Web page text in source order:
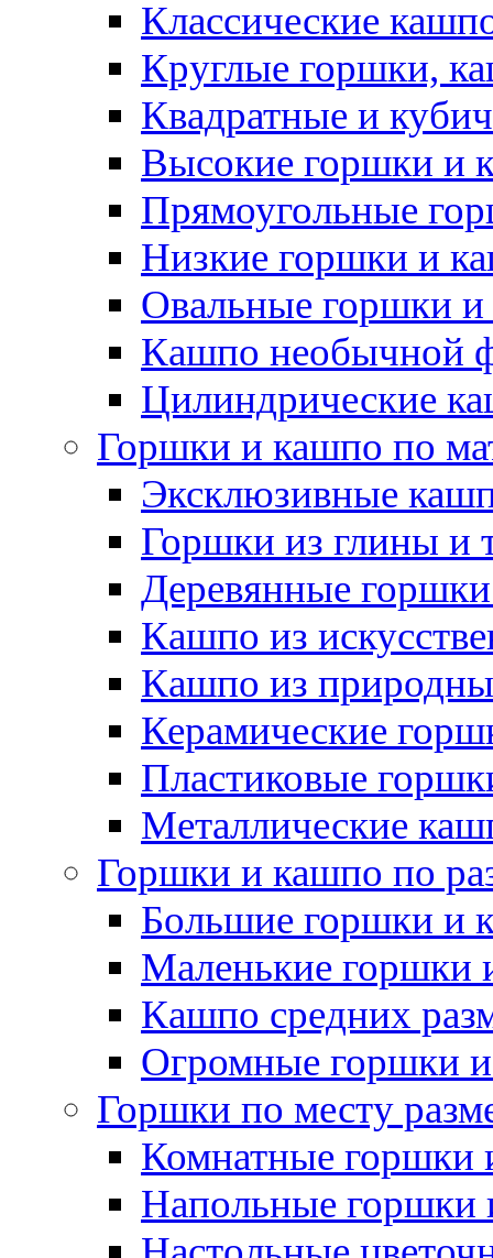
Классические
Круглые горшки,
Квадратные и
Высокие горшки и
Прямоугольные
Низкие горшки и
Овальные горшки
Кашпо необычной
Цилиндрические
Горшки и кашпо по
Эксклюзивные
Горшки из глины и
Деревянные
Кашпо из
Кашпо из
Керамические
Пластиковые
Металлические
Горшки и кашпо по
Большие горшки и
Маленькие горшки
Кашпо средних
Огромные горшки
Горшки по месту
Комнатные горшки
Напольные горшки